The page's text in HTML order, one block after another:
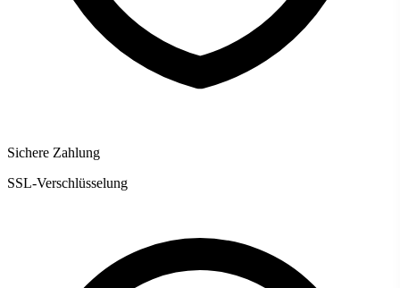
Sichere Zahlung
SSL-Verschlüsselung